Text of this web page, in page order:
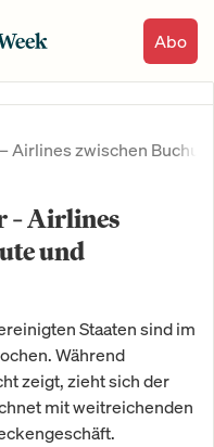
Abo
Airlines zwischen
– Airlines
und
Staaten sind im
Während
zeigt, zieht sich der
mit weitreichenden